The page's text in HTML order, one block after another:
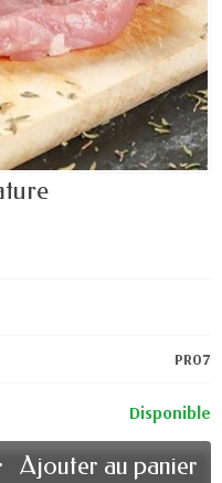
PR07
Disponible
Ajouter au panier